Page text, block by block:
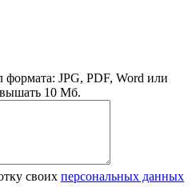
JPG, PDF, Word или
10 Мб.
своих персональных данных